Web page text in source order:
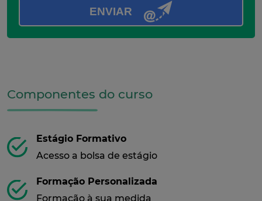
ENVIAR
Componentes do curso
Estágio Formativo
Acesso a bolsa de estágio
Formação Personalizada
Formação à sua medida